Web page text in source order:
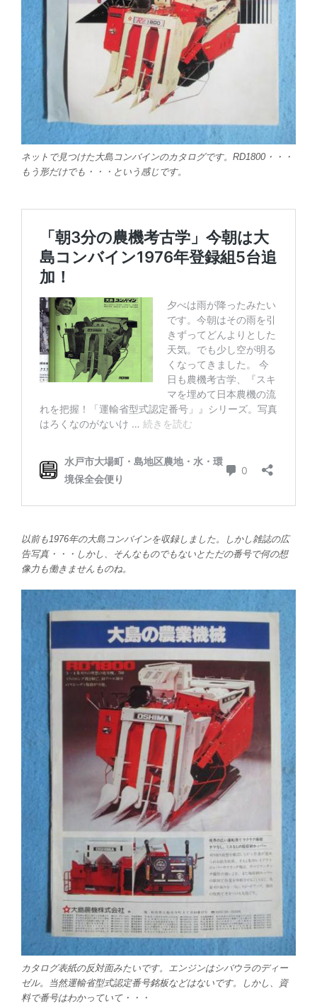
ネットで見つけた大島コンバインのカタログです。RD1800・・・
もう形だけでも・・・という感じです。
以前も1976年の大島コンバインを収録しました。しかし雑誌の広
告写真・・・しかし、そんなものでもないとただの番号で何の想
像力も働きませんものね。
カタログ表紙の反対面みたいです。エンジンはシバウラのディー
ゼル。当然運輸省型式認定番号銘板などはないです。しかし、資
料で番号はわかっていて・・・